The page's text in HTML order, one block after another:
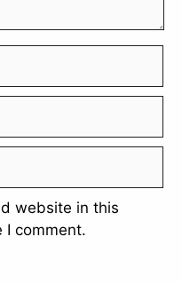
website in this
I comment.